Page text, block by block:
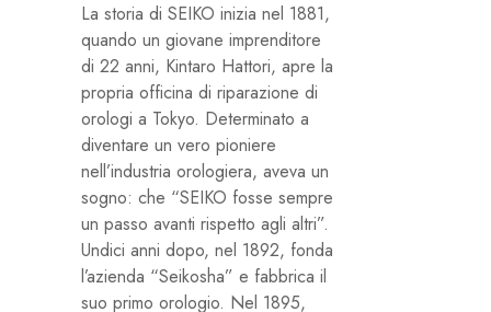
La storia di SEIKO inizia nel 1881,
quando un giovane imprenditore
di 22 anni, Kintaro Hattori, apre la
propria officina di riparazione di
orologi a Tokyo. Determinato a
diventare un vero pioniere
nell’industria orologiera, aveva un
sogno: che “SEIKO fosse sempre
un passo avanti rispetto agli altri”.
Undici anni dopo, nel 1892, fonda
l’azienda “Seikosha” e fabbrica il
suo primo orologio. Nel 1895,